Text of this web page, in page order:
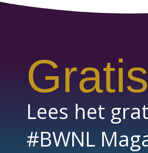
Gratis
Lees het
#BWNL